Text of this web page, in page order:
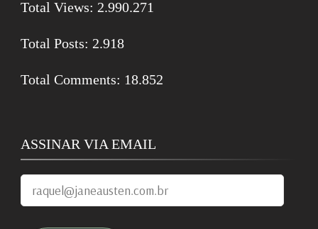
Total Views: 2.990.271
Total Posts: 2.918
Total Comments: 18.852
ASSINAR VIA EMAIL
raquel@janeausten.com.br